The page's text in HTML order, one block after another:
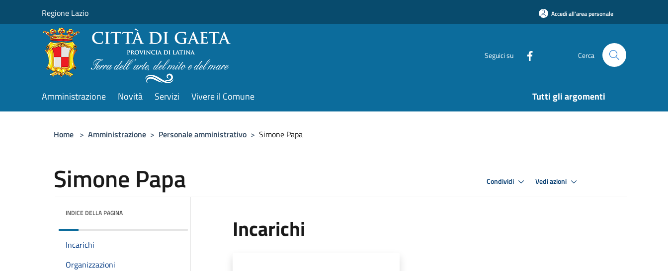
Regione Lazio Accedi all'area personale
Seguici su Cerca
Amministrazione Novità Servizi Vivere il Comune Tutti gli argomenti
Home > Amministrazione > Personale amministrativo > Simone Papa
Simone Papa Condividi Vedi azioni
INDICE DELLA PAGINA
Incarichi
Organizzazioni
Incarichi